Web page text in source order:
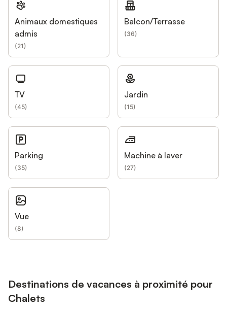
Animaux domestiques
admis
(21)
Balcon/Terrasse
(36)
TV
(45)
Jardin
(15)
Parking
(35)
Machine à laver
(27)
Vue
(8)
Destinations de vacances à proximité pour
Chalets